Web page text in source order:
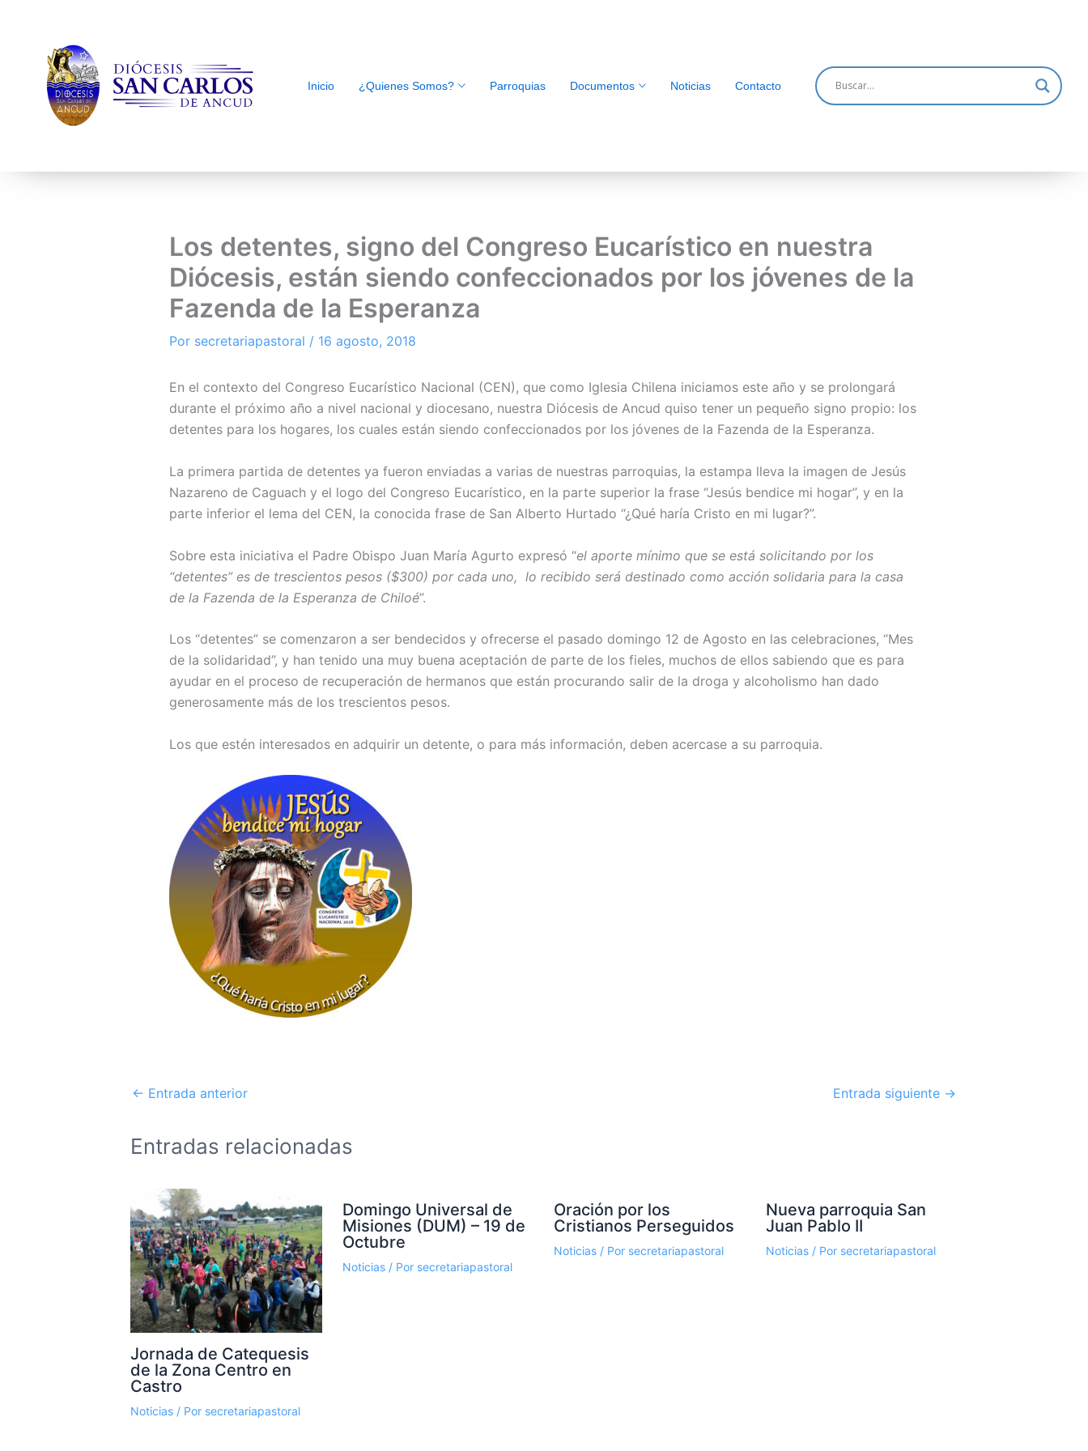
Inicio ¿Quienes Somos? Parroquias Documentos Noticias Contacto
Los detentes, signo del Congreso Eucarístico en nuestra
Diócesis, están siendo confeccionados por los jóvenes de la
Fazenda de la Esperanza
Por secretariapastoral / 16 agosto, 2018
En el contexto del Congreso Eucarístico Nacional (CEN), que como Iglesia Chilena iniciamos este año y se prolongará
durante el próximo año a nivel nacional y diocesano, nuestra Diócesis de Ancud quiso tener un pequeño signo propio: los
detentes para los hogares, los cuales están siendo confeccionados por los jóvenes de la Fazenda de la Esperanza.
La primera partida de detentes ya fueron enviadas a varias de nuestras parroquias, la estampa lleva la imagen de Jesús
Nazareno de Caguach y el logo del Congreso Eucarístico, en la parte superior la frase “Jesús bendice mi hogar”, y en la
parte inferior el lema del CEN, la conocida frase de San Alberto Hurtado “¿Qué haría Cristo en mi lugar?”.
Sobre esta iniciativa el Padre Obispo Juan María Agurto expresó “el aporte mínimo que se está solicitando por los
“detentes” es de trescientos pesos ($300) por cada uno, lo recibido será destinado como acción solidaria para la casa
de la Fazenda de la Esperanza de Chiloé”.
Los “detentes” se comenzaron a ser bendecidos y ofrecerse el pasado domingo 12 de Agosto en las celebraciones, “Mes
de la solidaridad”, y han tenido una muy buena aceptación de parte de los fieles, muchos de ellos sabiendo que es para
ayudar en el proceso de recuperación de hermanos que están procurando salir de la droga y alcoholismo han dado
generosamente más de los trescientos pesos.
Los que estén interesados en adquirir un detente, o para más información, deben acercase a su parroquia.
← Entrada anterior Entrada siguiente →
Entradas relacionadas
Jornada de Catequesis
de la Zona Centro en
Castro
Noticias / Por secretariapastoral
Domingo Universal de
Misiones (DUM) – 19 de
Octubre
Noticias/ Por secretariapastoral
Oración por los
Cristianos Perseguidos
Noticias / Por secretariapastoral
Nueva parroquia San
Juan Pablo II
Noticias / Por secretariapastoral